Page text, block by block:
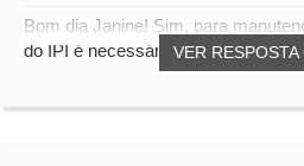
VER
Bom dia Janine! Sim, para
do IPI é necessário o Internamento